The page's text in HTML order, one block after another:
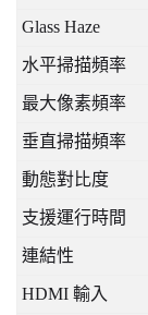
Glass Haze
水平掃描頻率
最大像素頻率
垂直掃描頻率
動態對比度
支援運行時間
連結性
HDMI 輸入